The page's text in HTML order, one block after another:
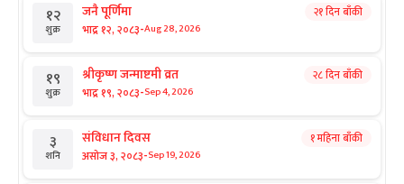
१२
शुक्र
जनै पूर्णिमा
भाद्र १२, २०८३-Aug 28, 2026
२१ दिन बाँकी
१९
शुक्र
श्रीकृष्ण जन्माष्टमी व्रत
भाद्र १९, २०८३-Sep 4, 2026
२८ दिन बाँकी
३
शनि
संविधान दिवस
असोज ३, २०८३-Sep 19, 2026
१ महिना बाँकी